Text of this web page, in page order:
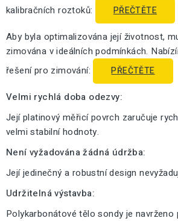
kalibračních roztoků:
PŘEČTĚTE
Aby byla optimalizována její životnost,
zimována v ideálních podmínkách.
řešení pro zimování:
PŘEČTĚTE
Velmi rychlá doba odezvy:
Její platinový měřicí povrch zaručuje
velmi stabilní hodnoty.
Není vyžadována žádná údržba:
Její jedinečný a robustní design
Udržitelná výstavba:
Polykarbonátové tělo sondy je